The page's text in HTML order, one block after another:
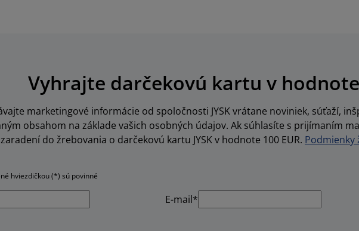
Vyhrajte darčekovú kartu v
marketingové informácie od spoločnosti JYSK vrátane noviniek, súťaží,
obsahom na základe vašich osobných údajov. Ak súhlasíte s prijímaním
do žrebovania o darčekovú kartu JYSK v hodnote 100 EUR. Podmienky
hviezdičkou (*) sú povinné
E-mail*